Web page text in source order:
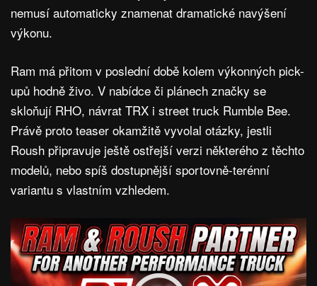
nemusí automaticky znamenat dramatické navýšení
výkonu.
Ram má přitom v poslední době kolem výkonných pick-
upů hodně živo. V nabídce či plánech značky se
skloňují RHO, návrat TRX i street truck Rumble Bee.
Právě proto teaser okamžitě vyvolal otázky, jestli
Roush připravuje ještě ostřejší verzi některého z těchto
modelů, nebo spíš dostupnější sportovně-terénní
variantu s vlastním vzhledem.